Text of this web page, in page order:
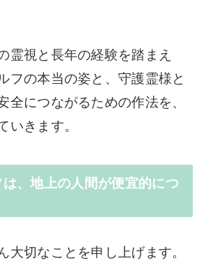
霊視と長年の経験を踏まえ
フの本当の姿と、守護霊様と
全につながるための作法を、
いきます。
、地上の人間が便宜的につ
大切なことを申し上げます。